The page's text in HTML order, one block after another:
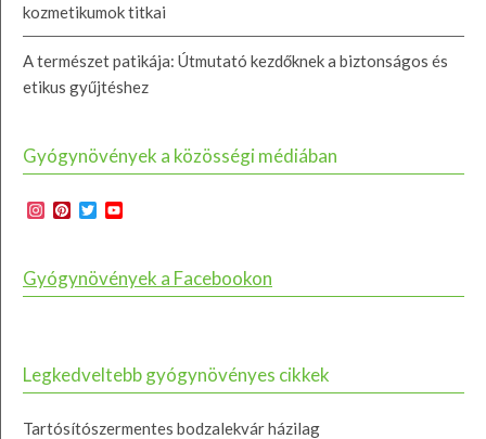
kozmetikumok titkai
A természet patikája: Útmutató kezdőknek a biztonságos és
etikus gyűjtéshez
Gyógynövények a közösségi médiában
Instagram
Pinterest
Twitter
Gyógynövények a Facebookon
Legkedveltebb gyógynövényes cikkek
Tartósítószermentes bodzalekvár házilag